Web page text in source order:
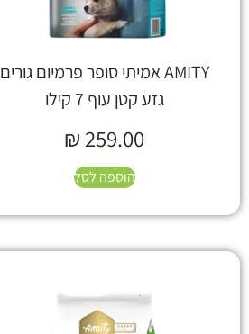
AMITY אמיתי סופר פרמיום גורים
גזע קטן עוף 7 קילו
₪ 259.00
הוספה לסל